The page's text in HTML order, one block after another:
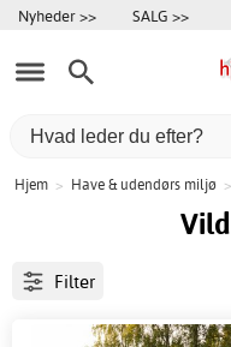
Nyheder >> SALG >>
Hjem > Have & udendørs miljø >
Filter